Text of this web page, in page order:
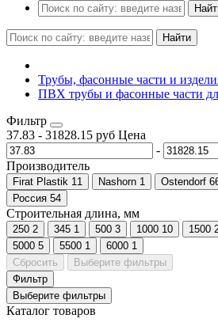
Найти
Трубы, фасонные части и
ПВХ трубы и фасонные части
Фильтр
37.83 - 31828.15 руб Цена
-
Производитель
Firat Plastik 11 Nashorn 1 Ostendorf
Россия 54
Строительная длина, мм
250 2 345 1 500 3 1000 10 1500
5000 5 5500 1 6000 1
Сбросить
Выберите фильтры
Фильтр
Выберите фильтры
Каталог товаров